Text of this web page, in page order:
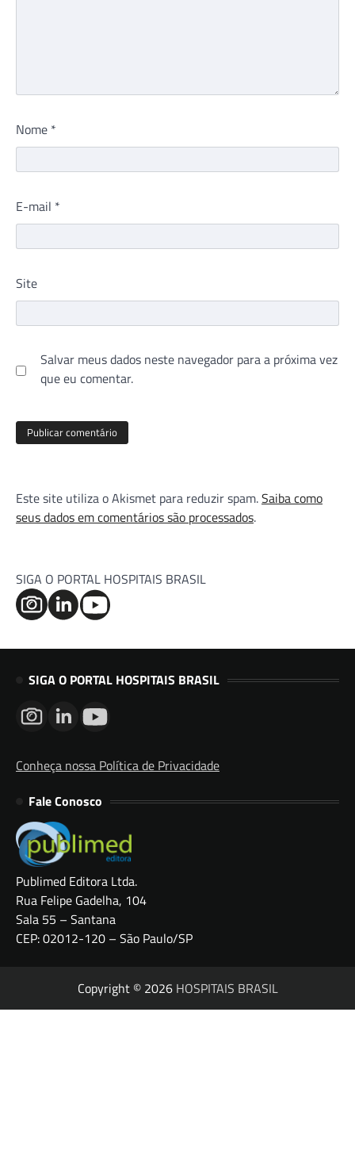
Nome *
E-mail *
Site
Salvar meus dados neste navegador para a próxima vez
que eu comentar.
Este site utiliza o Akismet para reduzir spam.Saiba como
seus dados em comentários são processados.
SIGA O PORTAL HOSPITAIS BRASIL
SIGA O PORTAL HOSPITAIS BRASIL
Conheça nossa Política de Privacidade
Fale Conosco
Publimed Editora Ltda.
Rua Felipe Gadelha, 104
Sala 55 – Santana
CEP: 02012-120 – São Paulo/SP
Copyright © 2026 HOSPITAIS BRASIL